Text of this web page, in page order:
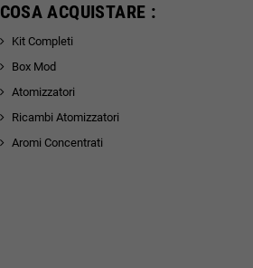
COSA ACQUISTARE :
Kit Completi
Box Mod
Atomizzatori
Ricambi Atomizzatori
Aromi Concentrati